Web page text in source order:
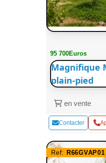
95 700Euros
Magnifique
plain-pied
en vente
Contacter
Ref: R66GVAP01